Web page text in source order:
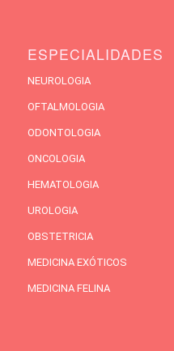
ESPECIALIDADES
NEUROLOGIA
OFTALMOLOGIA
ODONTOLOGIA
ONCOLOGIA
HEMATOLOGIA
UROLOGIA
OBSTETRICIA
MEDICINA EXÓTICOS
MEDICINA FELINA